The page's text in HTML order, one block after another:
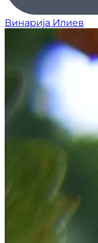
Винарија Илиев